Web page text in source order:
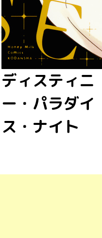
スイートストロ
ベリー・ユアマ
イン